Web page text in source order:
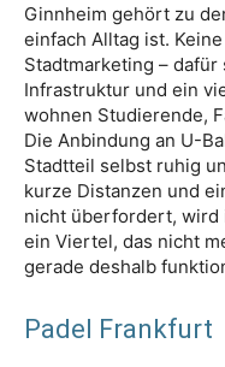
Ginnheim gehört zu
einfach Alltag ist.
Stadtmarketing –
Infrastruktur und ein
wohnen Studierende,
Die Anbindung an U-
Stadtteil selbst ruhig
kurze Distanzen und
nicht überfordert, wird
ein Viertel, das nicht
gerade deshalb
Padel Frankfurt